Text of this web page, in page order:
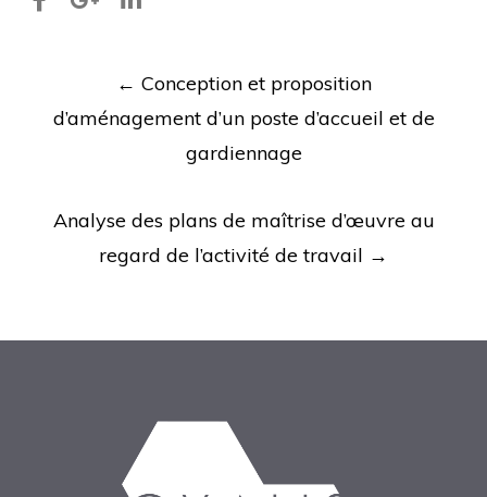
Post
navigation
← Conception et proposition
d’aménagement d’un poste d’accueil et de
gardiennage
Analyse des plans de maîtrise d’œuvre au
regard de l’activité de travail →